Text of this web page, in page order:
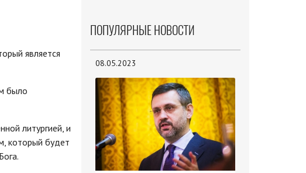
является
было
литургией, и
который будет
ПОПУЛЯРНЫЕ НОВОСТИ
08.05.2023